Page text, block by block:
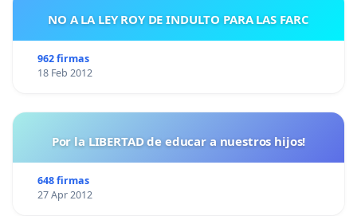
NO A LA LEY ROY DE INDULTO PARA LAS FARC
962 firmas
18 Feb 2012
Por la LIBERTAD de educar a nuestros hijos!
648 firmas
27 Apr 2012